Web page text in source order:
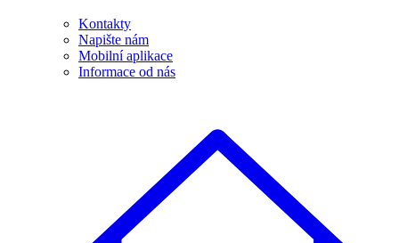
Kontakty
Napište nám
Mobilní aplikace
Informace od nás